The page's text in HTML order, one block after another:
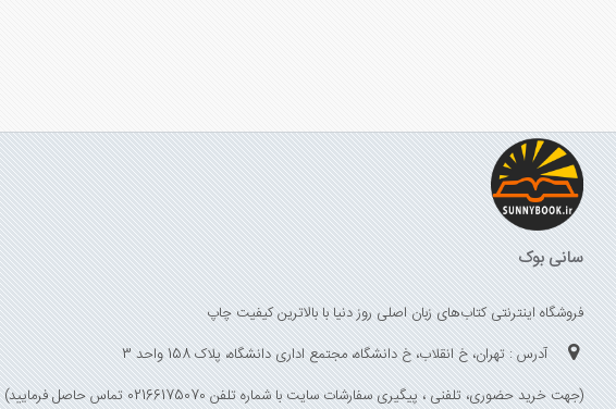
سانی بوک
فروشگاه اینترنتی کتاب‌های زبان اصلی روز دنیا با بالاترین کیفیت چاپ
آدرس : تهران، خ انقلاب، خ دانشگاه، مجتمع اداری دانشگاه، پلاک 158 واحد 3
(جهت خرید حضوری، تلفنی ، پیگیری سفارشات سایت با شماره تلفن 02166175070 تماس حاصل فرمایید)